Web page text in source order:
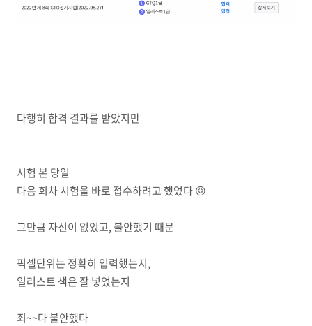
다행히 합격 결과를 받았지만
시험 본 당일
다음 회차 시험을 바로 접수하려고 했었다 😖
그만큼 자신이 없었고, 불안했기 때문
픽셀단위는 정확히 입력했는지,
일러스트 색은 잘 넣었는지
죄~~다 불안했다